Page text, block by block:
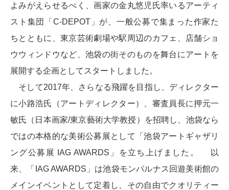
よみがえらせるべく、画家の金丸悠児氏率いるアーティ
スト集団「C-DEPOT」が、一般公募で集まった作家た
ちとともに、東京芸術劇場や駅周辺のカフェ、店舗ショ
ウウィンドウなど、池袋の街そのものを舞台にアートを
展開する企画としてスタートしました。
そして2017年、さらなる飛躍を目指し、ディレクター
に小路浩氏（アートディレクター）、審査員長に押元一
敏氏（日本画家/東京藝術大学教授）を招聘し、池袋なら
ではの本格的な美術公募展として「池袋アートギャザリ
ング公募展 IAG AWARDS」を立ち上げました。 以
来、「IAG AWARDS」は池袋モンパルナス回遊美術館の
メインイベントとして定着し、その自由でクオリティー